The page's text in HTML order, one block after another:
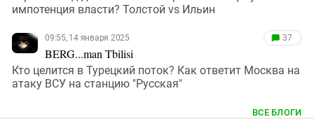
импотенция власти? Толстой vs Ильин
09:55, 14 января 2025
BERG...man Tbilisi
37
Кто целится в Турецкий поток? Как ответит Москва на
атаку ВСУ на станцию "Русская"
ВСЕ БЛОГИ